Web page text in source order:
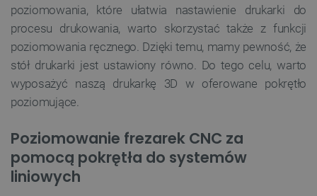
poziomowania, które ułatwia nastawienie drukarki do
procesu drukowania, warto skorzystać także z funkcji
poziomowania ręcznego. Dzięki temu, mamy pewność, że
stół drukarki jest ustawiony równo. Do tego celu, warto
wyposażyć naszą drukarkę 3D w oferowane pokrętło
poziomujące.
Poziomowanie frezarek CNC za
pomocą pokrętła do systemów
liniowych